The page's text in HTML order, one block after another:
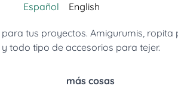
Español English
tus proyectos. Amigurumis,
todo tipo de accesorios para tejer.
más cosas